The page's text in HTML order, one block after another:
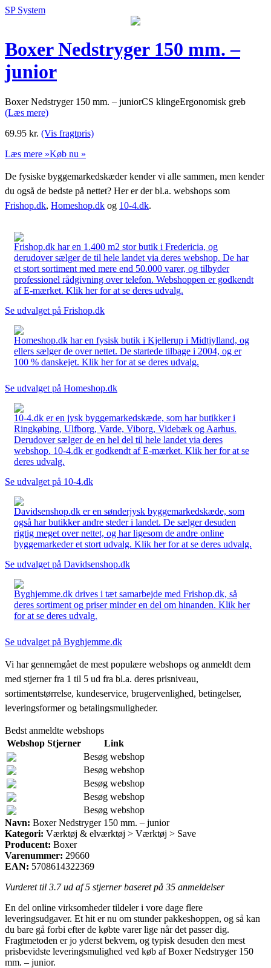
SP System
Boxer Nedstryger 150 mm. –
junior
Boxer Nedstryger 150 mm. – juniorCS klingeErgonomisk greb
(Læs mere)
69.95 kr. (Vis fragtpris)
Læs mere »Køb nu »
De fysiske byggemarkedskæder kender vi alle sammen, men kender
du også de bedste på nettet? Her er der bl.a. webshops som
Frishop.dk, Homeshop.dk og 10-4.dk.
Frishop.dk har en 1.400 m2 stor butik i Fredericia, og
derudover sælger de til hele landet via deres webshop. De har
et stort sortiment med mere end 50.000 varer, og tilbyder
professionel rådgivning over telefon. Webshoppen er godkendt
af E-mærket. Klik her for at se deres udvalg.
Se udvalget på Frishop.dk
Homeshop.dk har en fysisk butik i Kjellerup i Midtjylland, og
ellers sælger de over nettet. De startede tilbage i 2004, og er
100 % danskejet. Klik her for at se deres udvalg.
Se udvalget på Homeshop.dk
10-4.dk er en jysk byggemarkedskæde, som har butikker i
Ringkøbing, Ulfborg, Varde, Viborg, Videbæk og Aarhus.
Derudover sælger de en hel del til hele landet via deres
webshop. 10-4.dk er godkendt af E-mærket. Klik her for at se
deres udvalg.
Se udvalget på 10-4.dk
Davidsenshop.dk er en sønderjysk byggemarkedskæde, som
også har butikker andre steder i landet. De sælger desuden
rigtig meget over nettet, og har ligesom de andre online
byggemarkeder et stort udvalg. Klik her for at se deres udvalg.
Se udvalget på Davidsenshop.dk
Byghjemme.dk drives i tæt samarbejde med Frishop.dk, så
deres sortiment og priser minder en del om hinanden. Klik her
for at se deres udvalg.
Se udvalget på Byghjemme.dk
Vi har gennemgået de mest populære webshops og anmeldt dem
med stjerner fra 1 til 5 ud fra bl.a. deres prisniveau,
sortimentstørrelse, kundeservice, brugervenlighed, betingelser,
leveringsformer og betalingsmuligheder.
Bedst anmeldte webshops
Webshop Stjerner
Link
Besøg webshop
Besøg webshop
Besøg webshop
Besøg webshop
Besøg webshop
Navn: Boxer Nedstryger 150 mm. – junior
Kategori: Værktøj & elværktøj > Værktøj > Save
Producent: Boxer
Varenummer: 29660
EAN: 5708614322369
Vurderet til 3.7ud af 5 stjerner baseret på 35 anmeldelser
En del online virksomheder tildeler i vore dage flere
leveringsudgaver. Et hit er nu om stunder pakkeshoppen, og så kan
du bare gå forbi efter de købte varer lige når det passer dig.
Fragtmetoden er jo yderst bekvem, og typisk desuden den mest
prisbevidste leveringsmulighed ved køb af Boxer Nedstryger 150
mm. – junior.